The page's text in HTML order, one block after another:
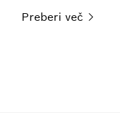
Preberi več